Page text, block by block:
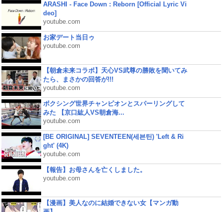
ARASHI - Face Down : Reborn [Official Lyric Vi
deo]
youtube.com
お家デート当日ゥ
youtube.com
【朝倉未来コラボ】天心VS武尊の勝敗を聞いてみ
たら、まさかの回答が!!!
youtube.com
ボクシング世界チャンピオンとスパーリングして
みた 【京口紘人VS朝倉海...
youtube.com
[BE ORIGINAL] SEVENTEEN(세븐틴) 'Left & Ri
ght' (4K)
youtube.com
【報告】お母さんを亡くしました。
youtube.com
【漫画】美人なのに結婚できない女【マンガ動